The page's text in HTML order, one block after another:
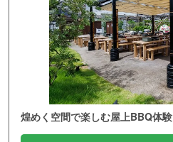
煌めく空間で楽しむ屋上BBQ体験